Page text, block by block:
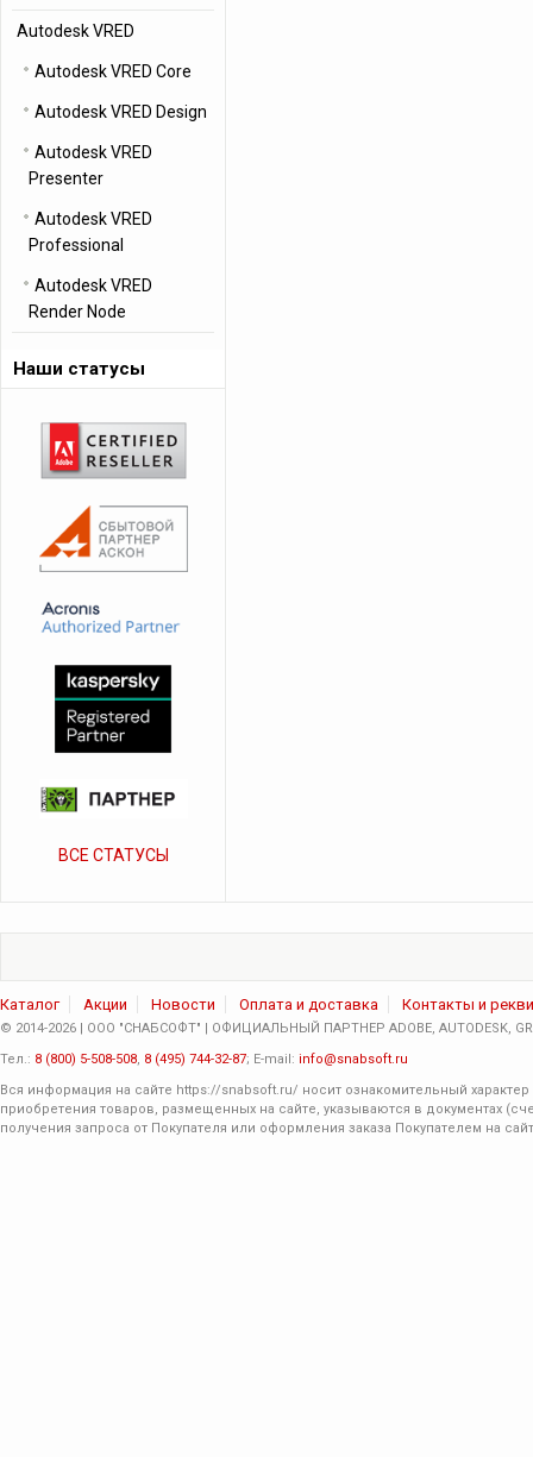
Autodesk VRED
Autodesk VRED Core
Autodesk VRED Design
Autodesk VRED
Presenter
Autodesk VRED
Professional
Autodesk VRED
Render Node
Наши статусы
ВСЕ СТАТУСЫ
Каталог Акции Новости Оплата и доставка Контакты и
© 2014-2026 | ООО "СНАБСОФТ" | ОФИЦИАЛЬНЫЙ ПАРТНЕР ADOBE, AUTODESK,
Тел.: 8 (800) 5-508-508, 8 (495) 744-32-87; E-mail: info@snabsoft.ru
Вся информация на сайте https://snabsoft.ru/ носит ознакомительный
приобретения товаров, размещенных на сайте, указываются в документах
получения запроса от Покупателя или оформления заказа Покупателем на